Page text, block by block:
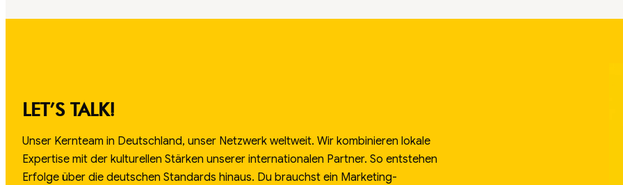
LET’S TALK!
Unser Kernteam in Deutschland, unser Netzwerk weltweit. Wir kombinieren lokale
Expertise mit der kulturellen Stärken unserer internationalen Partner. So entstehen
Erfolge über die deutschen Standards hinaus. Du brauchst ein Marketing-